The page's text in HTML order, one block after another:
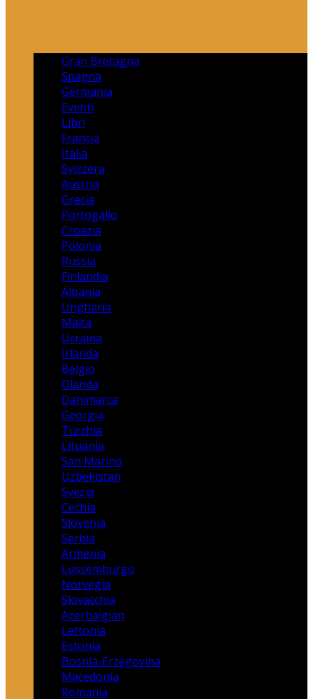
Gran Bretagna
Spagna
Germania
Eventi
Libri
Francia
Italia
Svizzera
Austria
Grecia
Portogallo
Croazia
Polonia
Russia
Finlandia
Albania
Ungheria
Malta
Ucraina
Irlanda
Belgio
Olanda
Danimarca
Georgia
Turchia
Lituania
San Marino
Uzbekistan
Svezia
Cechia
Slovenia
Serbia
Armenia
Lussemburgo
Norvegia
Slovacchia
Azerbaigian
Lettonia
Estonia
Bosnia-Erzegovina
Macedonia
Romania